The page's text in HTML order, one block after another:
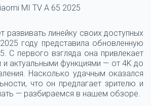
MI TV A 65 2025
развивать линейку своих доступных
году представила обновленную
С первого взгляда она привлекает
актуальными функциями — от 4K до
Насколько удачным оказался
что он предлагает зрителю и
— разбираемся в нашем обзоре.